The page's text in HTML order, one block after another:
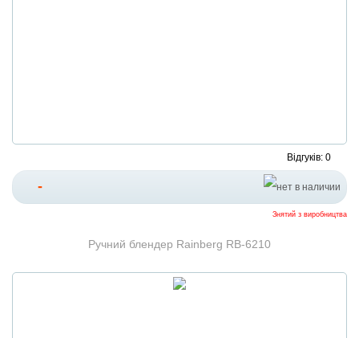
Відгуків: 0
-
Знятий з виробництва
Ручний блендер Rainberg RB-6210